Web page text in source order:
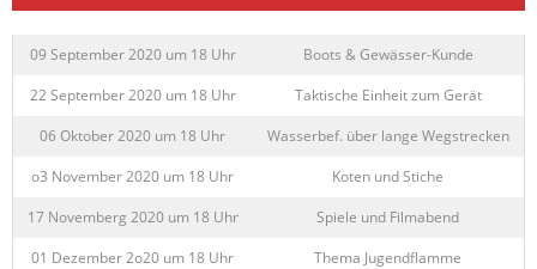
09 September 2020 um 18 Uhr
Boots & Gewässer-Kunde
22 September 2020 um 18 Uhr
Taktische Einheit zum Gerät
06 Oktober 2020 um 18 Uhr
Wasserbef. über lange Wegstrecken
o3 November 2020 um 18 Uhr
Koten und Stiche
17 Novemberg 2020 um 18 Uhr
Spiele und Filmabend
01 Dezember 2o20 um 18 Uhr
Thema Jugendflamme